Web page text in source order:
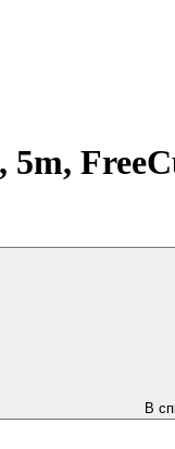
5m,
В